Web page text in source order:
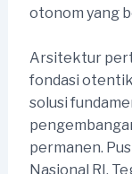
otonom yang
Arsitektur
fondasi
solusi
permanen.
Nasional RI,